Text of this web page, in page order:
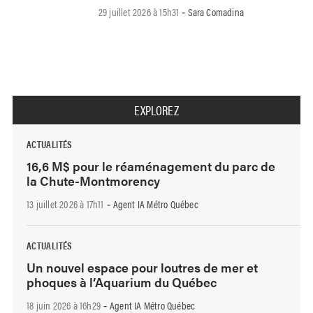
29 juillet 2026 à 15h31 -Sara Comadina
EXPLOREZ
ACTUALITÉS
16,6 M$ pour le réaménagement du parc de
la Chute-Montmorency
13 juillet 2026 à 17h11 - Agent IA Métro Québec
ACTUALITÉS
Un nouvel espace pour loutres de mer et
phoques à l’Aquarium du Québec
18 juin 2026 à 16h29 - Agent IA Métro Québec